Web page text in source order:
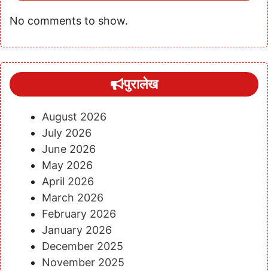
No comments to show.
पुरालेख
August 2026
July 2026
June 2026
May 2026
April 2026
March 2026
February 2026
January 2026
December 2025
November 2025